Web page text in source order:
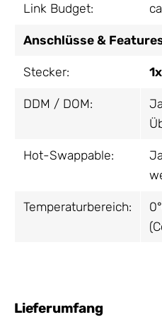
Link Budget:
Anschlüsse &
Stecker:
DDM / DOM:
Hot-Swappable:
Temperaturbereich:
Lieferumfang